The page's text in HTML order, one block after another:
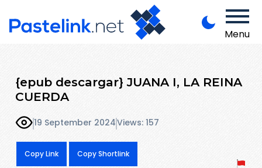
Menu
{epub descargar} JUANA I, LA REINA
CUERDA
19 September 2024Views: 157
Copy Link Copy Shortlink